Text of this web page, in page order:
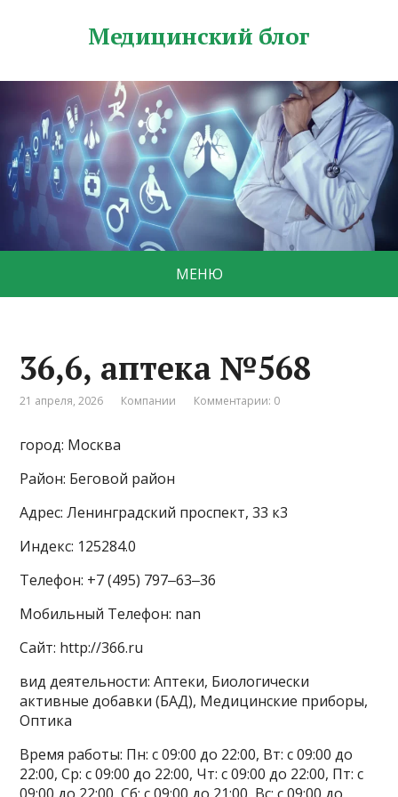
Медицинский блог
МЕНЮ
36,6, аптека №568
21 апреля, 2026 Компании Комментарии: 0
город: Москва
Район: Беговой район
Адрес: Ленинградский проспект, 33 к3
Индекс: 125284.0
Телефон: +7 (495) 797‒63‒36
Мобильный Телефон: nan
Сайт: http://366.ru
вид деятельности: Аптеки, Биологически
активные добавки (БАД), Медицинские приборы,
Оптика
Время работы: Пн: с 09:00 до 22:00, Вт: с 09:00 до
22:00, Ср: с 09:00 до 22:00, Чт: с 09:00 до 22:00, Пт: с